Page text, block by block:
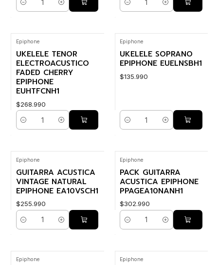
Cantidad Cantidad
Epiphone
UKELELE TENOR
ELECTROACUSTICO
FADED CHERRY
EPIPHONE
EUHTFCNH1
$268.990
Cantidad
Epiphone
UKELELE SOPRANO
EPIPHONE EUELNSBH1
$135.990
Cantidad
Epiphone
GUITARRA ACUSTICA
VINTAGE NATURAL
EPIPHONE EA10VSCH1
$255.990
Cantidad
Epiphone
PACK GUITARRA
ACUSTICA EPIPHONE
PPAGEA10NANH1
$302.990
Cantidad
Epiphone Epiphone